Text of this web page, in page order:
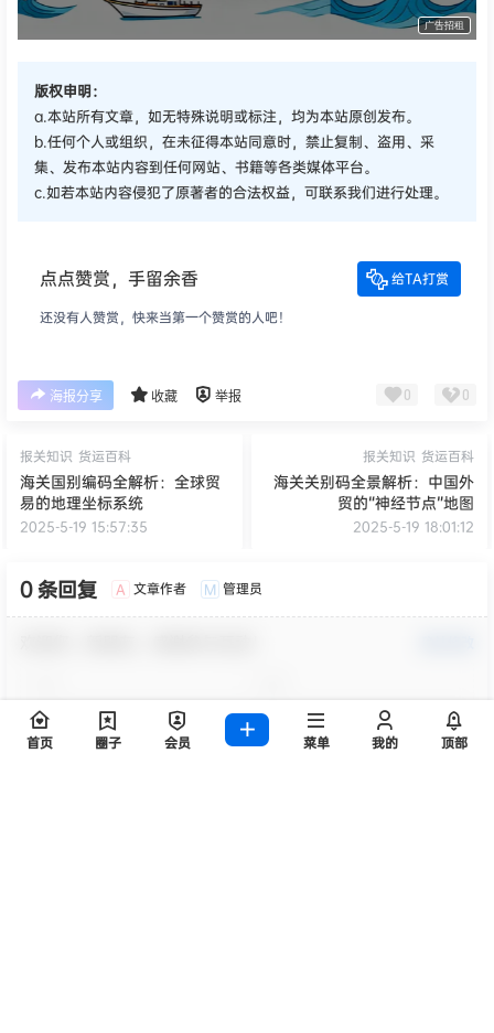
广告招租
版权申明：
a.本站所有文章，如无特殊说明或标注，均为本站原创发布。
b.任何个人或组织，在未征得本站同意时，禁止复制、盗用、采
集、发布本站内容到任何网站、书籍等各类媒体平台。
c.如若本站内容侵犯了原著者的合法权益，可联系我们进行处理。
点点赞赏，手留余香 给TA打赏
还没有人赞赏，快来当第一个赞赏的人吧！
海报分享 收藏 举报 0 0
报关知识 货运百科
海关国别编码全解析：全球贸
易的地理坐标系统
2025-5-19 15:57:35
报关知识 货运百科
海关关别码全景解析：中国外
贸的“神经节点”地图
2025-5-19 18:01:12
0 条回复 A 文章作者 M 管理员
您必须登录或注册以后才能发表评论
首页 圈子 会员 菜单 我的 顶部